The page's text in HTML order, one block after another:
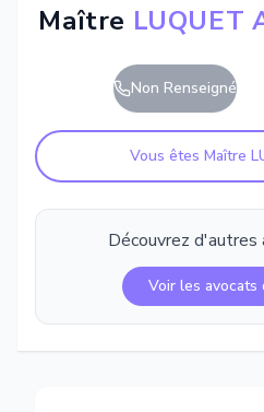
Maître LUQUET
Non Renseigné
Vous êtes Maître
Découvrez d'autres
Voir les avocats